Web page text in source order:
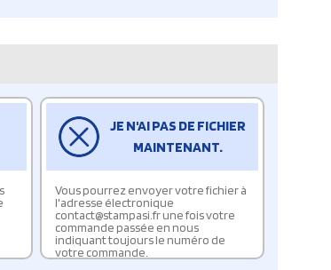
JE N'AI PAS DE FICHIER
MAINTENANT.
Vous pourrez envoyer votre fichier à
l'adresse électronique
contact@stampasi.fr une fois votre
commande passée en nous
indiquant toujours le numéro de
votre commande.